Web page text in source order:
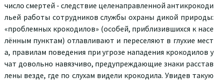
число смертей - следствие целенаправленной антикрокоди
льей работы сотрудников службы охраны дикой природы:
«проблемных крокодилов» (особей, приблизившихся к насе
лённым пунктам) отлавливают и переселяют в глухие мест
а, правилам поведения при угрозе нападения крокодилов у
чат довольно навязчиво, предупреждающие знаки расстав
лены везде, где по слухам видели крокодила. Увидев такую